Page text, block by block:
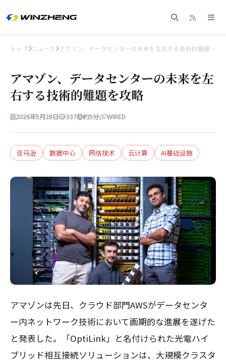
トップ ニュース アマゾン、データセンターの未来を左右する技術的難題…
アマゾン、データセンターの未来を左
右する技術的難題を攻略
2026年5月28日 337 約5分 WIRED
亚马逊 数据中心 网络技术 云计算 AI基础设施
アマゾンは先日、クラウド部門AWSがデータセンタ
ー内ネットワーク技術において画期的な進展を遂げた
と発表した。「OptiLink」と名付けられた光電ハイ
ブリッド相互接続ソリューションは、大規模クラスタ